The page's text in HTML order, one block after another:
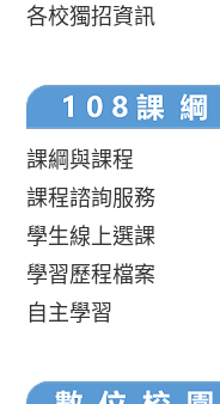
各校獨招資訊
課綱與課程
課程諮詢服務
學生線上選課
學習歷程檔案
自主學習